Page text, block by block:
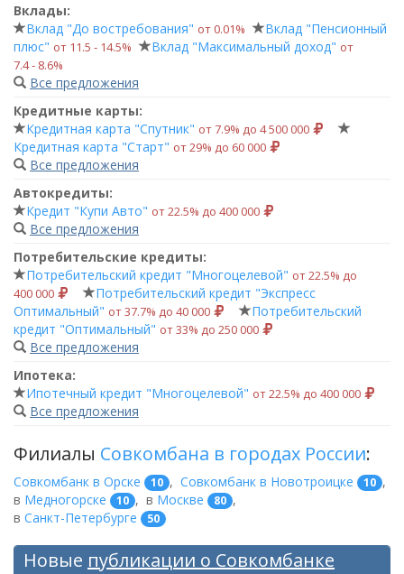
Вклады:
Вклад "До востребования" от 0.01%
Вклад "Пенсионный
плюс" от 11.5 ‑ 14.5% Вклад "Максимальный доход" от
7.4 ‑ 8.6%
Все предложения
Кредитные карты:
Кредитная карта "Спутник" от 7.9% до 4 500 000
Кредитная карта "Старт" от 29% до 60 000
Все предложения
Автокредиты:
Кредит "Купи Авто" от 22.5% до 400 000
Все предложения
Потребительские кредиты:
Потребительский кредит "Многоцелевой" от 22.5% до
400 000
Потребительский кредит "Экспресс
Оптимальный" от 37.7% до 40 000
Потребительский
кредит "Оптимальный" от 33% до 250 000
Все предложения
Ипотека:
Ипотечный кредит "Многоцелевой" от 22.5% до 400 000
Все предложения
Филиалы Совкомбана в городах России:
Совкомбанк в Орске 10 , Совкомбанк в Новотроицке 10 ,
в Медногорске 10 , в Москве 80 ,
в Санкт-Петербурге 50
Новые публикации о Совкомбанке